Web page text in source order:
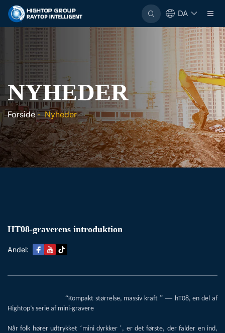
DA
NYHEDER
Forside-Nyheder
HT08-graverens introduktion
Andel:
“Kompakt størrelse, massiv kraft” — hT08, en del af
Hightop’s serie af mini-gravere
Når folk hører udtrykket ‘mini dyrkker ’, er det første, der falder en ind,